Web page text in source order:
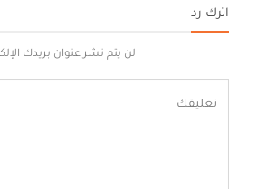
اترك رد
لن يتم نشر عنوان بريدك